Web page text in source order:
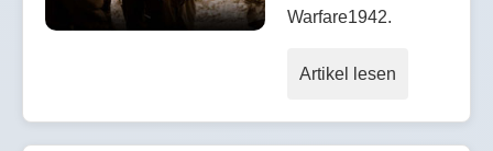
Warfare1942.
Artikel lesen